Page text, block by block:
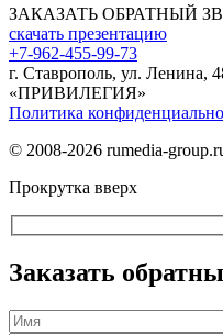
ЗАКАЗАТЬ ОБРАТНЫЙ
скачать презентацию
+7-962-455-99-73
г. Ставрополь, ул. Ленина,
«ПРИВИЛЕГИЯ»
Политика
© 2008-2026 rumedia-
Прокрутка вверх
Заказать